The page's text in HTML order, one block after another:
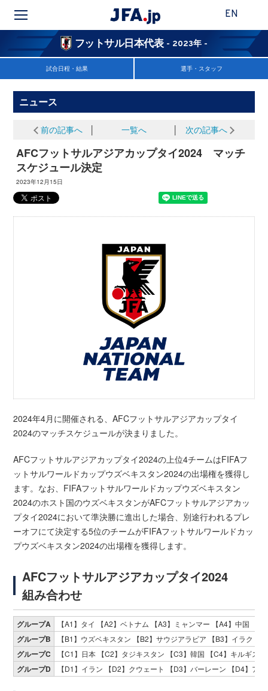
EN
フットサル日本代表 - 2023年 -
試合日程・結果 選手・スタッフ
ニュース
前の記事へ 一覧へ 次の記事へ
AFCフットサルアジアカップタイ2024 マッチ
スケジュール決定
2023年12月15日
2024年4月に開催される、AFCフットサルアジアカップタイ
2024のマッチスケジュールが決まりました。
AFCフットサルアジアカップタイ2024の上位4チームはFIFAフ
ットサルワールドカップウズベキスタン2024の出場権を獲得し
ます。なお、FIFAフットサルワールドカップウズベキスタン
2024のホスト国のウズベキスタンがAFCフットサルアジアカッ
プタイ2024において準決勝に進出した場合、別途行われるプレ
ーオフにて決定する5位のチームがFIFAフットサルワールドカッ
プウズベキスタン2024の出場権を獲得します。
AFCフットサルアジアカップタイ2024
組み合わせ
グループA 【A1】タイ 【A2】ベトナム 【A3】ミャンマー 【A4】中国
グループB 【B1】ウズベキスタン 【B2】サウジアラビア 【B3】イラク 【
グループC 【C1】日本 【C2】タジキスタン 【C3】韓国 【C4】キルギス
グループD 【D1】イラン 【D2】クウェート 【D3】バーレーン 【D4】ア